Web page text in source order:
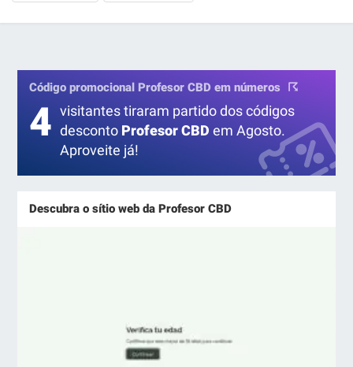
Código promocional Profesor CBD em números
4 visitantes tiraram partido dos códigos
desconto Profesor CBD em Agosto.
Aproveite já!
Descubra o sítio web da Profesor CBD